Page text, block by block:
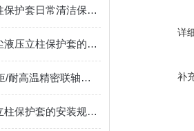
防尘液压立柱保护套日常清洁保养与更换规范
如何延长防尘液压立柱保护套的使用寿命？
2026年大扭矩/耐高温精密联轴器定制找哪家？能实现精准定制的优质厂家盘点
煤矿用液压立柱保护套的安装规范与使用寿命提升方案
详
补